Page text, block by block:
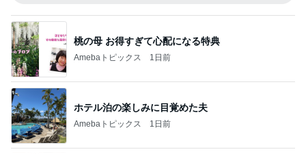
桃の母 お得すぎて心配になる特典
Amebaトピックス 1日前
ホテル泊の楽しみに目覚めた夫
Amebaトピックス 1日前